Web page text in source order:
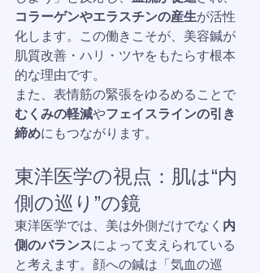
コラーゲンやエラスチンの産生が活性
化します。この働きこそが、美容鍼が
肌質改善・ハリ・ツヤをもたらす根本
的な理由です。
また、表情筋の緊張をゆるめることで
むくみの軽減やフェイスラインの引き
締めにもつながります。
東洋医学の視点：肌は“内
側の巡り”の鏡
東洋医学では、美は外側だけでなく 内
側のバランスによって支えられている
と考えます。顔への鍼は「気血の巡